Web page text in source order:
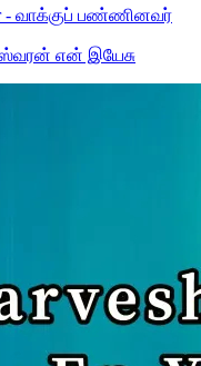
- வாக்குப் பண்ணினவர்
என் இயேசு